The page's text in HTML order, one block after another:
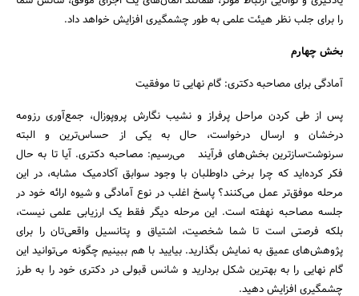
را برای جلب نظر هیئت علمی به طور چشمگیری افزایش خواهد داد.
بخش چهارم
آمادگی برای مصاحبه دکتری: گام نهایی تا موفقیت
پس از طی کردن مراحل پرفراز و نشیب نگارش پروپوزال، جمع‌آوری رزومه
درخشان و ارسال درخواست، حال به یکی از حساس‌ترین و البته
سرنوشت‌سازترین بخش‌های فرآیند می‌رسیم: مصاحبه دکتری. آیا تا به حال
فکر کرده‌اید که چرا برخی داوطلبان با وجود سوابق آکادمیک مشابه، در این
مرحله موفق‌تر عمل می‌کنند؟ پاسخ اغلب در نوع آمادگی و شیوه ارائه خود در
جلسه مصاحبه نهفته است. این مرحله دیگر فقط یک ارزیابی علمی نیست،
بلکه فرصتی است تا شما شخصیت، اشتیاق و پتانسیل واقعی‌تان را برای
پژوهش‌های عمیق به نمایش بگذارید. بیایید با هم ببینیم چگونه می‌توانید این
گام نهایی را به بهترین شکل بردارید و شانس قبولی در دکتری خود را به طرز
چشمگیری افزایش دهید.